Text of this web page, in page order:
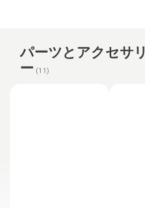
パーツとアクセサリ
ー (11)